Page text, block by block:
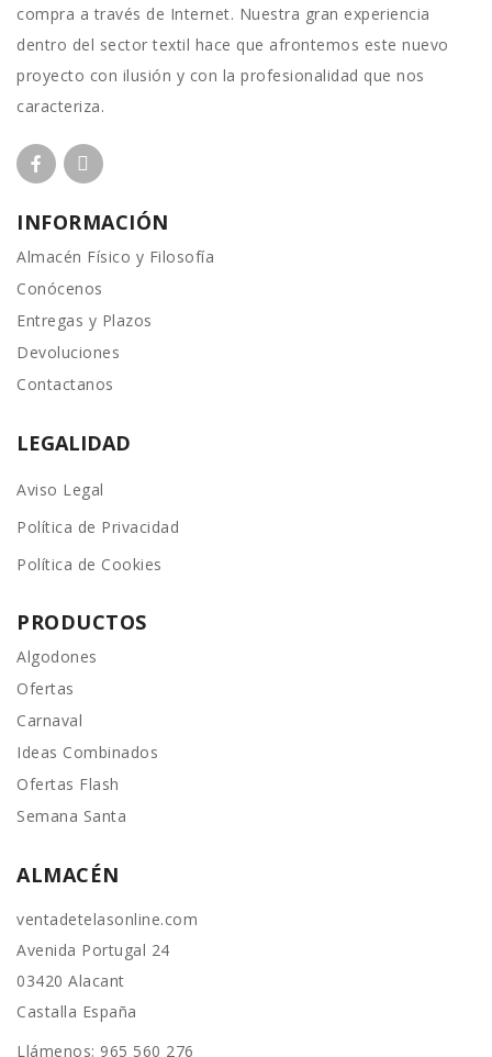
compra a través de Internet. Nuestra gran experiencia
dentro del sector textil hace que afrontemos este nuevo
proyecto con ilusión y con la profesionalidad que nos
caracteriza.
INFORMACIÓN
Almacén Físico y Filosofía
Conócenos
Entregas y Plazos
Devoluciones
Contactanos
LEGALIDAD
Aviso Legal
Política de Privacidad
Política de Cookies
PRODUCTOS
Algodones
Ofertas
Carnaval
Ideas Combinados
Ofertas Flash
Semana Santa
ALMACÉN
ventadetelasonline.com
Avenida Portugal 24
03420 Alacant
Castalla España
Llámenos: 965 560 276